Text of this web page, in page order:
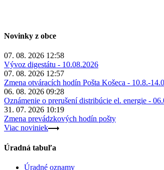
Novinky z obce
07. 08. 2026 12:58
Vývoz digestátu - 10.08.2026
07. 08. 2026 12:57
Zmena otváracích hodín Pošta Košeca - 10.8.-
06. 08. 2026 09:28
Oznámenie o prerušení distribúcie el. energie -
31. 07. 2026 10:19
Zmena prevádzkových hodín pošty
Viac noviniek
Úradná tabuľa
Úradné oznamy